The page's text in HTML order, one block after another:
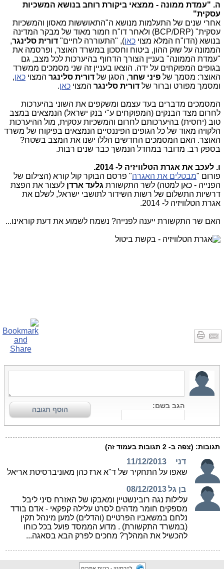
ה. "עמדת ממונה - ממצאי ביקורת רוחב בנושא המשכיות
עסקית"
אחרי שנים של התעלמות מנושא ה"התאוששות מאסון והמשכיות
עסקית" (BCP/DRP) ולאחר דו"ח חמור מאוד של מבקר המדינה
בנושא (הדו"ח המלא מצוי כאן), "התעוררה לחיים" דורית סלינגר,
הממונה על שוק ההון, ביטוח וחסכון במשרד האוצר, ופרסמה את
"עמדת הממונה" בעניין הצורך הדחוף בהיערכות לכל מצב, גם
בגופים המפוקחים על ידה. הוצאו בעניין זה שני מסמכים ממשרד
האוצר: מסמך של פיני שחר, הסגן של דורית סלינגר המצוי כאן,
ומסמך מפורט וברור של דורית סלינגר המצוי כאן.
המסמכים מדברים בעד עצמם ומשקפים את השוני בהיערכות
לחרום מצד הבנקים (המפוקחים ע"י בנק ישראל) הנמצאים במצב
טוב (יחסית) בהיערכותם לחרום והמשכיות עסקית, מול ההיערכות
הלקויה מאוד של כל הגופים הפיננסיים הנמצאים בפיקוח של משרד
האוצר. האם המסמכים החדשים הללו ישנו את המצב בשטח?
בספק רב. מדובר במחדל הנמשך כבר שנים רבות.
ו. לעכב את אגרת הטלוויזיה ל- 2014.
פורום "מבטלים את האגרה" פרסם הבוקר קול קורא (הצילום של
הפנייה - כאן למטה) לשר התקשורת גלעד ארדן לעצור את הפצת
דרשיות התשלום של רשות השידור לתושבי ישראל, לשלם את
אגרת הטלוויזיה ל- 2014.
האם שר התקשורת ייענה לפנייה? נשמח לשמוע את דעת קוראינו...